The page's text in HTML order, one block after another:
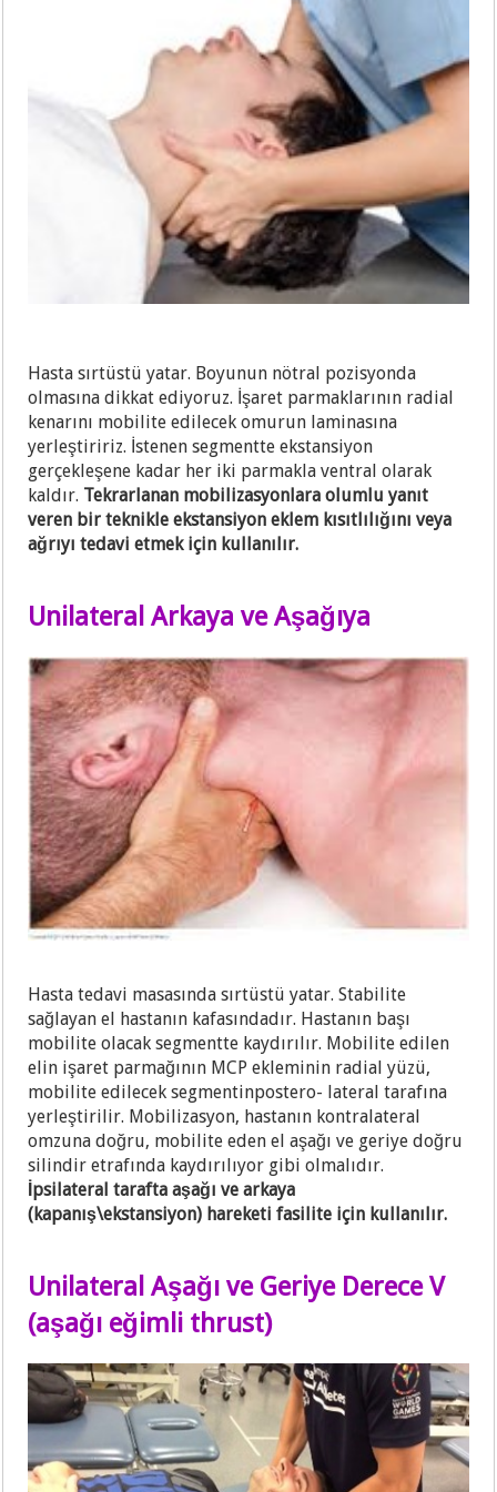
Hasta sırtüstü yatar. Boyunun nötral pozisyonda
olmasına dikkat ediyoruz. İşaret parmaklarının radial
kenarını mobilite edilecek omurun laminasına
yerleştiririz. İstenen segmentte ekstansiyon
gerçekleşene kadar her iki parmakla ventral olarak
kaldır. Tekrarlanan mobilizasyonlara olumlu yanıt
veren bir teknikle ekstansiyon eklem kısıtlılığını veya
ağrıyı tedavi etmek için kullanılır.
Unilateral Arkaya ve Aşağıya
Hasta tedavi masasında sırtüstü yatar. Stabilite
sağlayan el hastanın kafasındadır. Hastanın başı
mobilite olacak segmentte kaydırılır. Mobilite edilen
elin işaret parmağının MCP ekleminin radial yüzü,
mobilite edilecek segmentinpostero- lateral tarafına
yerleştirilir. Mobilizasyon, hastanın kontralateral
omzuna doğru, mobilite eden el aşağı ve geriye doğru
silindir etrafında kaydırılıyor gibi olmalıdır.
İpsilateral tarafta aşağı ve arkaya
(kapanış\ekstansiyon) hareketi fasilite için kullanılır.
Unilateral Aşağı ve Geriye Derece V
(aşağı eğimli thrust)